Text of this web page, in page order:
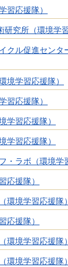
習応援隊）
究所（環境学
クル促進センタ
境学習応援隊）
習応援隊）
学習応援隊）
学習応援隊）
・ラボ（環境学
応援隊）
環境学習応援隊）
応援隊）
環境学習応援隊）
環境学習応援隊）